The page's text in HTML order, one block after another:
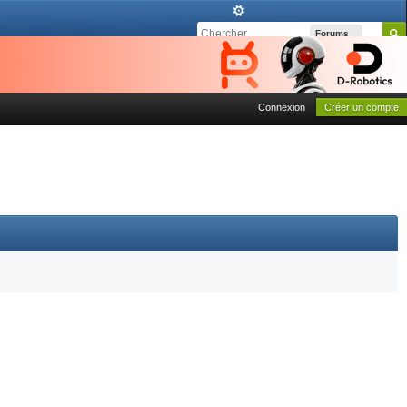
Forums
Connexion Créer un compte